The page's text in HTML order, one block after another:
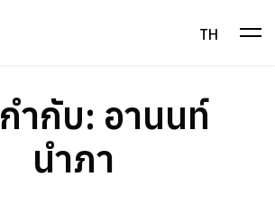
TH
ำกับ: อานนท์
นำภา